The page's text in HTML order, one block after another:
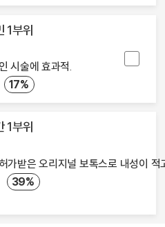
1부위
시술에 효과적.
17%
1부위
가받은 오리지널 보톡스로 내성이 적
39%